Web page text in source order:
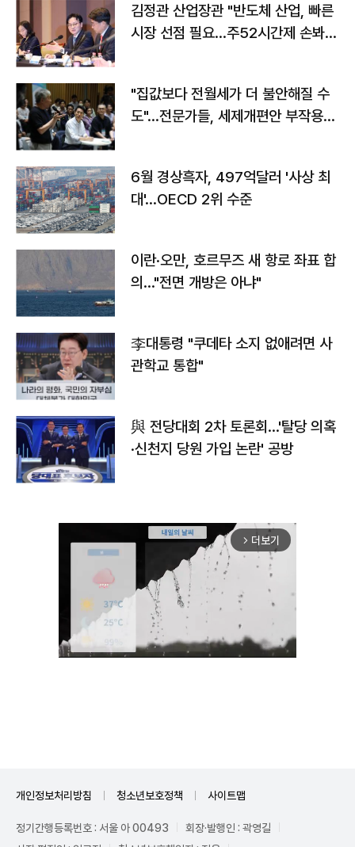
김정관 산업장관 "반도체 산업, 빠른
시장 선점 필요…주52시간제 손봐
"집값보다 전월세가 더 불안해질 수
도"…전문가들, 세제개편안 부작용
6월 경상흑자, 497억달러 '사상 최
대'…OECD 2위 수준
이란·오만, 호르무즈 새 항로 좌표 합
의…"전면 개방은 아냐"
李대통령 "쿠데타 소지 없애려면 사
관학교 통합"
與 전당대회 2차 토론회…'탈당 의혹
·신천지 당원 가입 논란' 공방
arrow_forward_ios 더보기
개인정보처리방침 청소년보호정책 사이트맵
정기간행등록번호 : 서울 아 00493
회장·발행인 : 곽영길